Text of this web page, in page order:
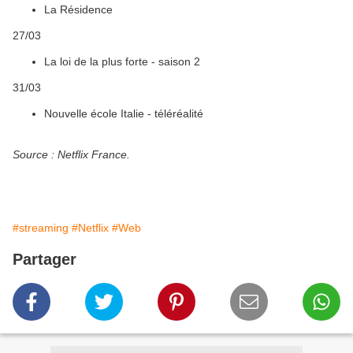
La Résidence
27/03
La loi de la plus forte - saison 2
31/03
Nouvelle école Italie - téléréalité
Source : Netflix France.
#streaming #Netflix #Web
Partager